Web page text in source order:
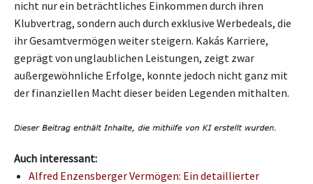
nicht nur ein beträchtliches Einkommen durch ihren
Klubvertrag, sondern auch durch exklusive Werbedeals, die
ihr Gesamtvermögen weiter steigern. Kakás Karriere,
geprägt von unglaublichen Leistungen, zeigt zwar
außergewöhnliche Erfolge, konnte jedoch nicht ganz mit
der finanziellen Macht dieser beiden Legenden mithalten.
Auch interessant:
Alfred Enzensberger Vermögen: Ein detaillierter